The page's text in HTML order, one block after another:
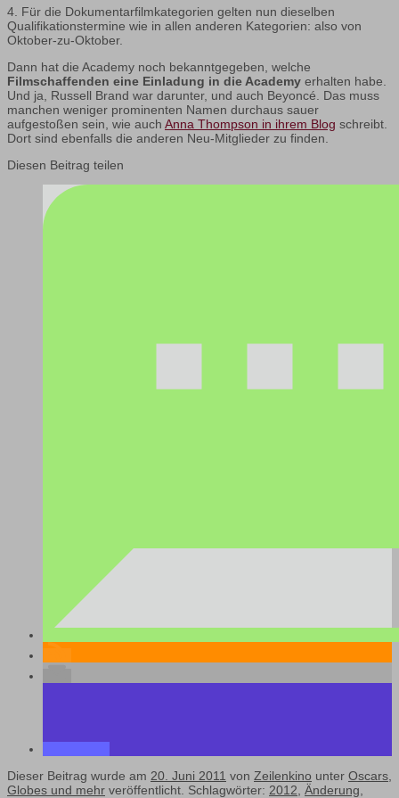
4. Für die Dokumentarfilmkategorien gelten nun dieselben
Qualifikationstermine wie in allen anderen Kategorien: also von
Oktober-zu-Oktober.
Dann hat die Academy noch bekanntgegeben, welche
Filmschaffenden eine Einladung in die Academy erhalten habe.
Und ja, Russell Brand war darunter, und auch Beyoncé. Das muss
manchen weniger prominenten Namen durchaus sauer
aufgestoßen sein, wie auch Anna Thompson in ihrem Blog schreibt.
Dort sind ebenfalls die anderen Neu-Mitglieder zu finden.
Diesen Beitrag teilen
Dieser Beitrag wurde am 20. Juni 2011 von Zeilenkino unter Oscars,
Globes und mehr veröffentlicht. Schlagwörter: 2012 Änderung